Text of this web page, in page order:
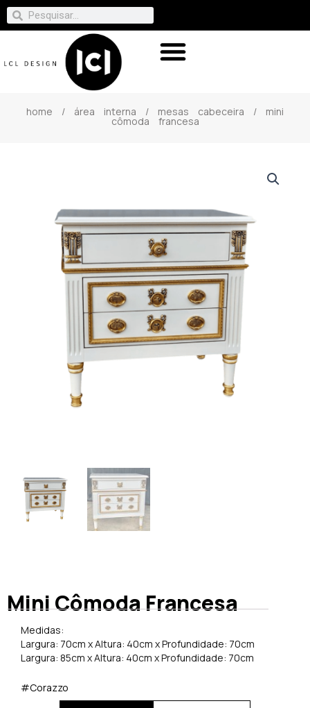
home / área interna / mesas cabeceira / mini
cômoda francesa
Mini Cômoda Francesa
Medidas:
Largura: 70cm x Altura: 40cm x Profundidade: 70cm
Largura: 85cm x Altura: 40cm x Profundidade: 70cm
#Corazzo